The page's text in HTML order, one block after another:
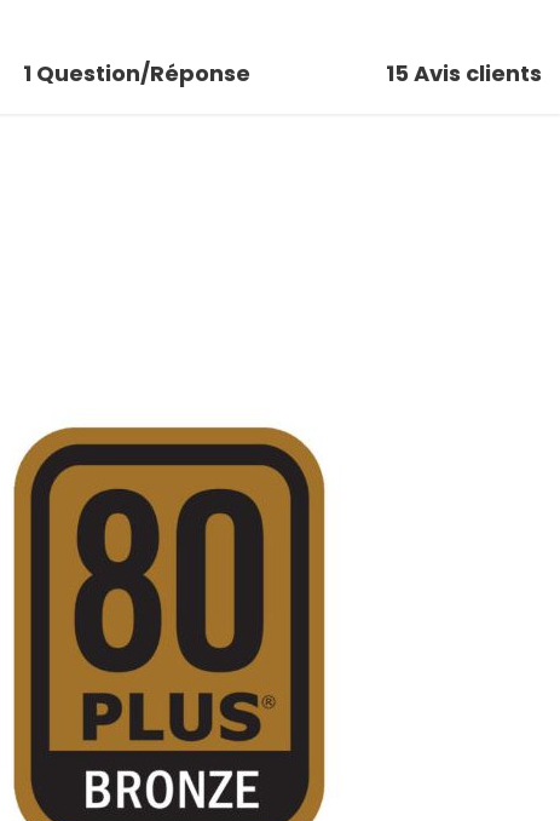
1 Question/Réponse 15 Avis clients